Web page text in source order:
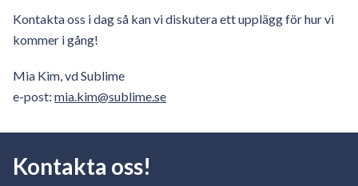
Kontakta oss i dag så kan vi diskutera ett upplägg för hur vi
kommer i gång!
Mia Kim, vd Sublime
e-post: mia.kim@sublime.se
Kontakta oss!